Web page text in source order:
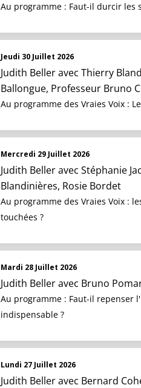
Au programme : Faut-il durcir les
Jeudi 30 Juillet 2026
Judith Belleravec Thierry
Ballongue, Professeur Bruno
Au programme des Vraies Voix :
Mercredi 29 Juillet 2026
Judith Belleravec Stéphanie
Blandinières, Rosie Bordet
Au programme des Vraies Voix :
touchées ?
Mardi 28 Juillet 2026
Judith Belleravec Bruno
Au programme : Faut-il repenser
indispensable ?
Lundi 27 Juillet 2026
Judith Belleravec Bernard